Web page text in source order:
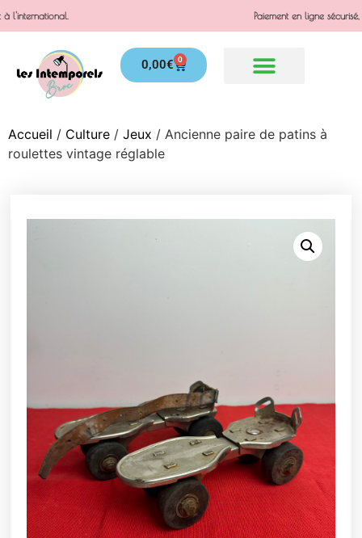
Paiement en ligne sécurisé, possibilité de 3x sans frais.
0,00€ 0
Accueil / Culture / Jeux / Ancienne paire de patins à
roulettes vintage réglable